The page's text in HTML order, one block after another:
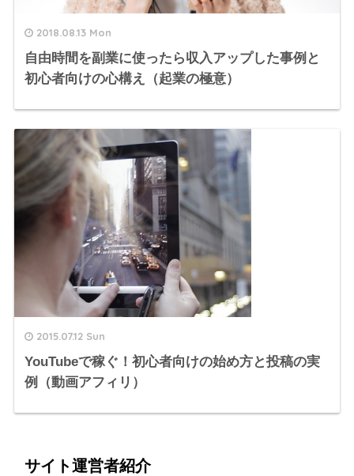
2018.08.13 Mon
自由時間を副業に使ったら収入アップした事例と
初心者向けの心構え（起業の極意）
2015.07.12 Sun
YouTubeで稼ぐ！初心者向けの始め方と投稿の実
例（動画アフィリ）
サイト運営者紹介